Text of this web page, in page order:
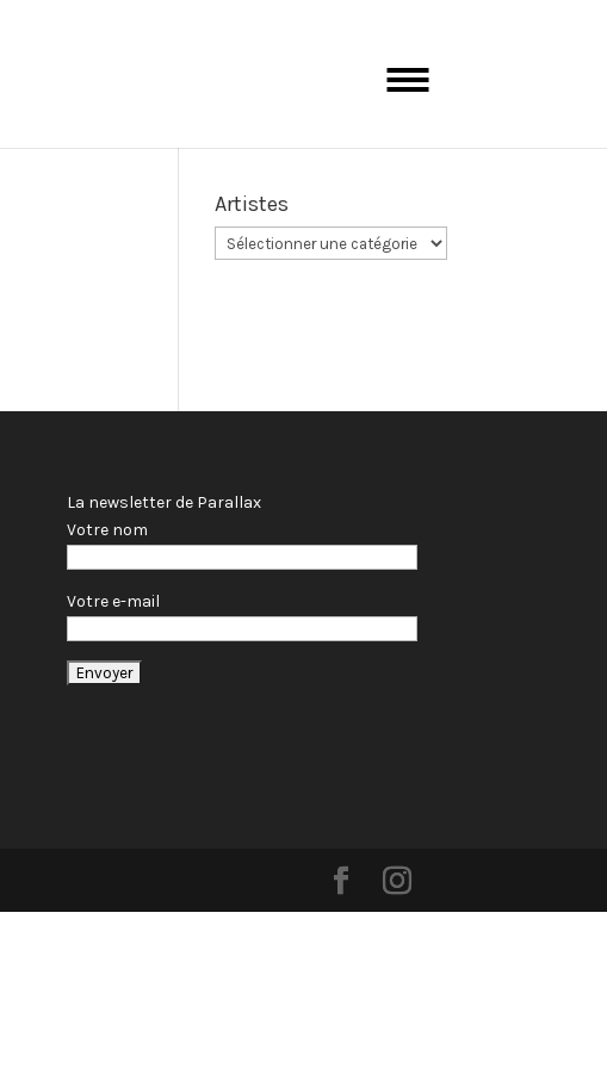
Artistes
La newsletter de Parallax
Votre nom
Votre e-mail